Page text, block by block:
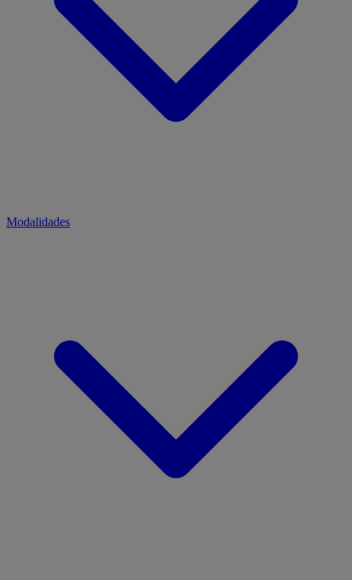
Modalidades